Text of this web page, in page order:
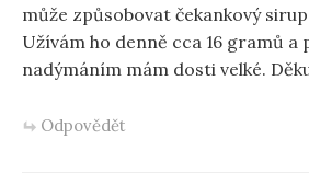
může způsobovat čekankový
Užívám ho denně cca 16 gramů a
nadýmáním mám dosti velké.
Odpovědět